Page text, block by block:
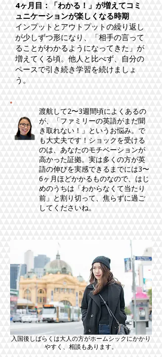
4ヶ月目：「わかる！」が増えてコミ
ュニケーションが楽しくなる時期
インプットとアウトプットの繰り返し
が少しずつ形になり、「相手の言って
ることがわかるようになってきた」が
増えてくる頃。他人と比べず、自分の
ペースで引き続き学習を続けましょ
う。
渡航して2〜3週間頃によくあるの
が、「ファミリーの英語がまだ聞
き取れない！」というお悩み。で
も大丈夫です！ショックを受ける
のは、あなたのモチベーションが
高かった証拠。実は多くの方が英
語の伸びを実感できるまでには3〜
6ヶ月ほどかかるものなので、はじ
めのうちは「わからなくて当たり
前」と割り切って、焦らずに過ご
してくださいね。
​入国後しばらくは大人の方がホームシックにかかり
やすく、相談もあります。